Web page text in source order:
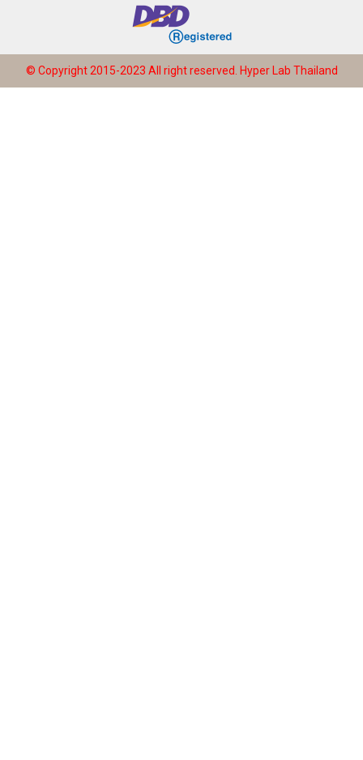
© Copyright 2015-2023 All right reserved. Hyper Lab Thailand